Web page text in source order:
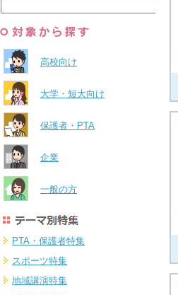
高校向け
大学・短大向け
保護者・PTA
企業
一般の方
PTA・保護者特集
スポーツ特集
地域講演特集